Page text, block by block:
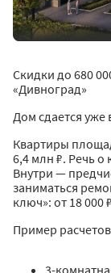
Скидки до 680
«Дивноград»
Дом сдается уже
Квартиры
6,4 млн ₽. Речь о
Внутри —
заниматься
ключ»: от 18 000
Пример
3-